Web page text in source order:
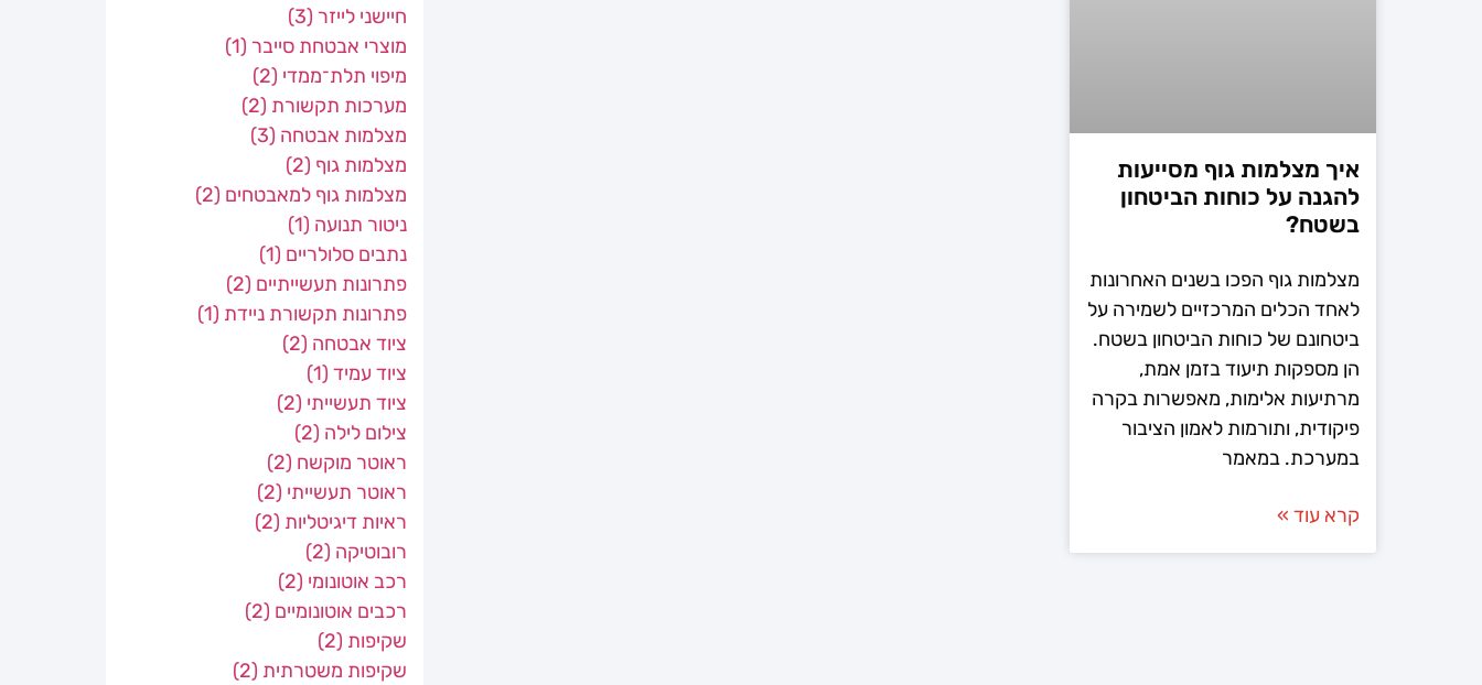
איך מצלמות גוף מסייעות
להגנה על כוחות הביטחון
בשטח?
מצלמות גוף הפכו בשנים האחרונות
לאחד הכלים המרכזיים לשמירה על
ביטחונם של כוחות הביטחון בשטח.
הן מספקות תיעוד בזמן אמת,
מרתיעות אלימות, מאפשרות בקרה
פיקודית, ותורמות לאמון הציבור
במערכת. במאמר
קרא עוד »
חיישני לייזר (3)
מוצרי אבטחת סייבר (1)
מיפוי תלת־ממדי (2)
מערכות תקשורת (2)
מצלמות אבטחה (3)
מצלמות גוף (2)
מצלמות גוף למאבטחים (2)
ניטור תנועה (1)
נתבים סלולריים (1)
פתרונות תעשייתיים (2)
פתרונות תקשורת ניידת (1)
ציוד אבטחה (2)
ציוד עמיד (1)
ציוד תעשייתי (2)
צילום לילה (2)
ראוטר מוקשח (2)
ראוטר תעשייתי (2)
ראיות דיגיטליות (2)
רובוטיקה (2)
רכב אוטונומי (2)
רכבים אוטונומיים (2)
שקיפות (2)
שקיפות משטרתית (2)